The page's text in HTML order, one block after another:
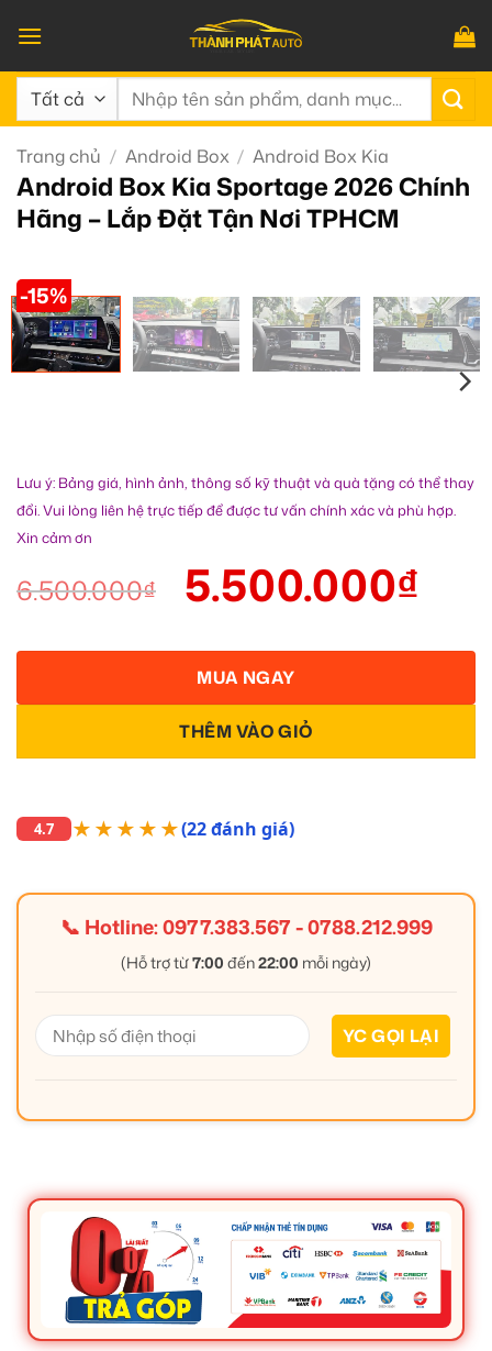
qua
nội
dung
Tìm
Trang chủ / Android Box / Android Box Kia
Android Box Kia Sportage 2026 Chính
Hãng – Lắp Đặt Tận Nơi TPHCM
-15%
Lưu ý: Bảng giá, hình ảnh, thông số kỹ thuật và quà tặng có thể thay
đổi. Vui lòng liên hệ trực tiếp để được tư vấn chính xác và phù hợp.
Xin cảm ơn
6.500.000₫ 5.500.000₫
THÊM VÀO GIỎ
MUA NGAY
4.7 ★★★★★(22 đánh giá)
📞 Hotline:0977.383.567-0788.212.999
(Hỗ trợ từ7:00 đến22:00 mỗi ngày)